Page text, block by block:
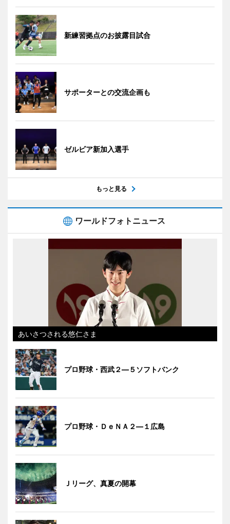
新練習拠点のお披露目試合
サポーターとの交流企画も
ゼルビア新加入選手
もっと見る
ワールドフォトニュース
あいさつされる悠仁さま
プロ野球・西武２―５ソフトバンク
プロ野球・ＤｅＮＡ２―１広島
Ｊリーグ、真夏の開幕